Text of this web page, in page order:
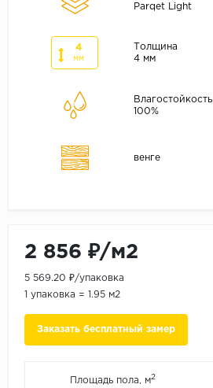
Parqet Light
4
мм
Толщина
4 мм
Влагостойкость
100%
венге
2 856 ₽/м2
5 569.20 ₽/упаковка
1 упаковка = 1.95 м2
Заказать бесплатный замер
Площадь пола, м2